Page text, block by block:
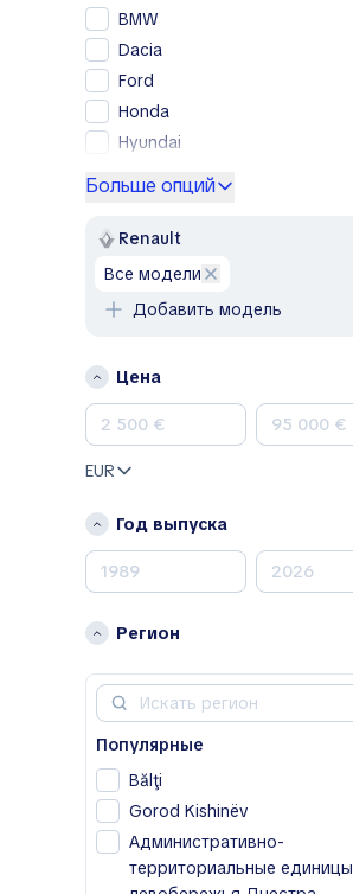
BMW
Dacia
Ford
Honda
Hyundai
Mercedes-Benz
Nissan
Renault
Skoda
Toyota
Volkswagen
A
Acura
Avatr
B
BAIC
Bentley
Bestune
Buick
BYD
Больше опций
Renault
все модели
Добавить модель
Цена
EUR
Год выпуска
Регион
Популярные
Bălţi
Gorod Kishinëv
Административно-
территориальные единицы